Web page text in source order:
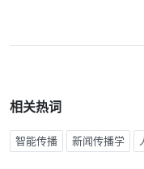
相关热词
智能传播 新闻传播学